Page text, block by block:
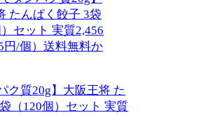
ク質20g】大阪王将 た
（120個）セット 実質